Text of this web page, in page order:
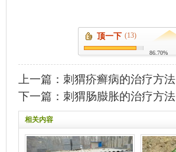
顶一下 (13)
86.70%
上一篇： 刺猬疥癣病的治疗方法
下一篇： 刺猬肠臌胀的治疗方法
相关内容